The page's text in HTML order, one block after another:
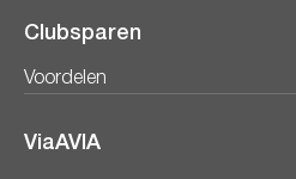
Clubsparen
Voordelen
ViaAVIA